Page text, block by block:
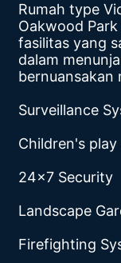
Rumah type
Oakwood
fasilitas yang
dalam
bernuansakan
Surveillance
Children's play
24x7 Security
Landscape
Firefighting